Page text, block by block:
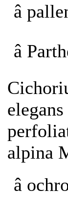
â
â
alpina
â